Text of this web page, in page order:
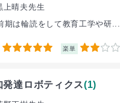
上晴夫先生
期は輪読をして教育工学や研...
5 楽単 2
発達ロボティクス(1)